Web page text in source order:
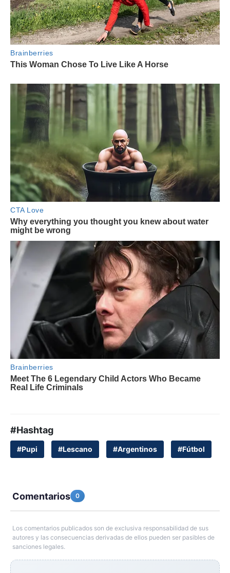
#Hashtag
#Pupi #Lescano #Argentinos #Fútbol
Comentarios 0
Los comentarios publicados son de exclusiva responsabilidad de sus
autores y las consecuencias derivadas de ellos pueden ser pasibles de
sanciones legales.